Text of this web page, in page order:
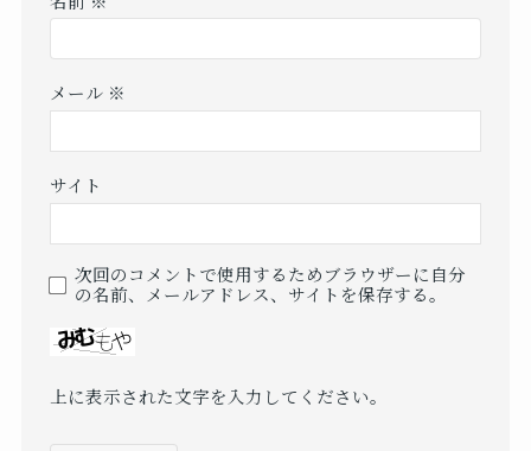
メール ※
サイト
次回のコメントで使用するためブラウザーに自分
の名前、メールアドレス、サイトを保存する。
上に表示された文字を入力してください。